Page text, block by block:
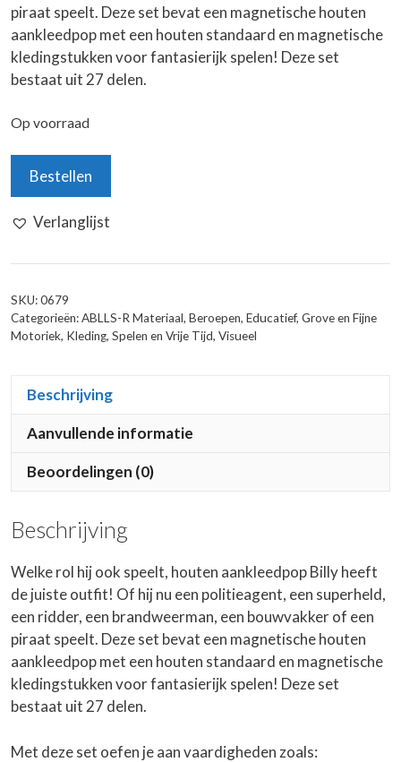
piraat speelt. Deze set bevat een magnetische houten
aankleedpop met een houten standaard en magnetische
kledingstukken voor fantasierijk spelen! Deze set
bestaat uit 27 delen.
Op voorraad
Aankleedpop
aantal
Bestellen
Verlanglijst
SKU:0679
Categorieën:ABLLS-R Materiaal, Beroepen, Educatief, Grove en Fijne
Motoriek, Kleding, Spelen en Vrije Tijd, Visueel
Beschrijving
Aanvullende informatie
Beoordelingen (0)
Beschrijving
Welke rol hij ook speelt, houten aankleedpop Billy heeft
de juiste outfit! Of hij nu een politieagent, een superheld,
een ridder, een brandweerman, een bouwvakker of een
piraat speelt. Deze set bevat een magnetische houten
aankleedpop met een houten standaard en magnetische
kledingstukken voor fantasierijk spelen! Deze set
bestaat uit 27 delen.
Met deze set oefen je aan vaardigheden zoals: